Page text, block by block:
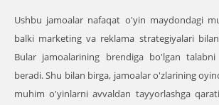
Ushbu jamoalar nafaqat o'yin maydondagi
balki marketing va reklama strategiyalari
Bular jamoalarining brendiga bo'lgan
beradi. Shu bilan birga, jamoalar o'zlarining
muhim o'yinlarni avvaldan tayyorlashga